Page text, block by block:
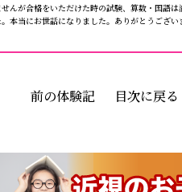
んが合格をいただけた時の試験、算数・国語
本当にお世話になりました。ありがとうござい
前の体験記 目次に戻る